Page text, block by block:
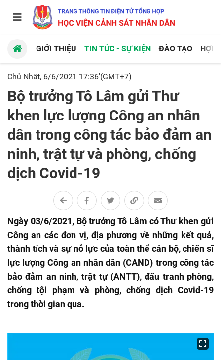
GIỚI THIỆU TIN TỨC - SỰ KIỆN ĐÀO TẠO HỢP
Chủ Nhật, 6/6/2021 17:36'(GMT+7)
Bộ trưởng Tô Lâm gửi Thư
khen lực lượng Công an nhân
dân trong công tác bảo đảm an
ninh, trật tự và phòng, chống
dịch Covid-19
Ngày 03/6/2021, Bộ trưởng Tô Lâm có Thư khen gửi
Công an các đơn vị, địa phương về những kết quả,
thành tích và sự nỗ lực của toàn thể cán bộ, chiến sĩ
lực lượng Công an nhân dân (CAND) trong công tác
bảo đảm an ninh, trật tự (ANTT), đấu tranh phòng,
chống tội phạm và phòng, chống dịch Covid-19
trong thời gian qua.